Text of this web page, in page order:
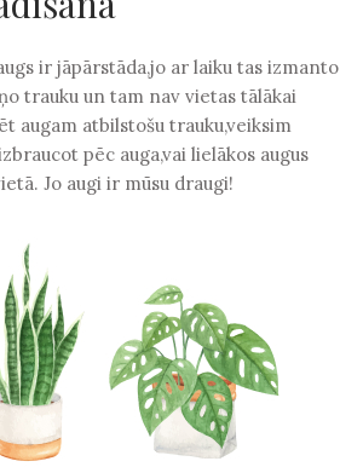
ir jāpārstāda,jo ar laiku tas izmanto
trauku un tam nav vietas tālākai
augam atbilstošu trauku,veiksim
pēc auga,vai lielākos augus
Jo augi ir mūsu draugi!